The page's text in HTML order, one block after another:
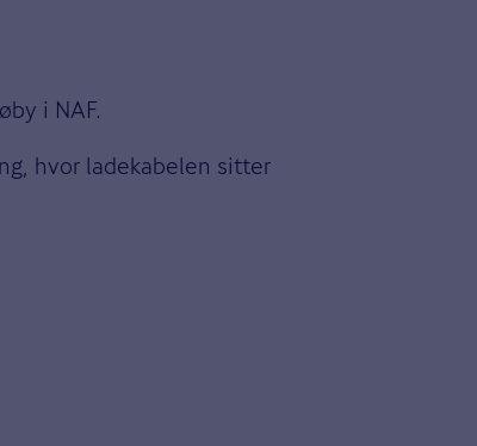
i NAF.
hvor ladekabelen sitter